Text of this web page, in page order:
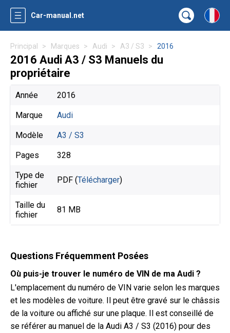
Car-manual.net
Principal Marques Audi A3 / S3 2016
2016 Audi A3 / S3 Manuels du
propriétaire
Année 2016
Marque Audi
Modèle A3 / S3
Pages 328
Type de
fichier
PDF (Télécharger)
Taille du
fichier
81 MB
Questions Fréquemment Posées
Où puis-je trouver le numéro de VIN de ma Audi ?
L'emplacement du numéro de VIN varie selon les marques
et les modèles de voiture. Il peut être gravé sur le châssis
de la voiture ou affiché sur une plaque. Il est conseillé de
se référer au manuel de la Audi A3 / S3 (2016) pour des